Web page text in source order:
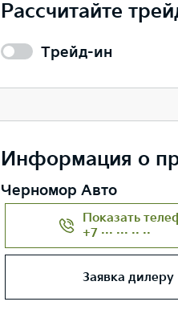
Рассчитайте
Трейд-ин
Информация о
Черномор Авто
Показать
+7 ··· ··· ·· ··
Заявка дилеру